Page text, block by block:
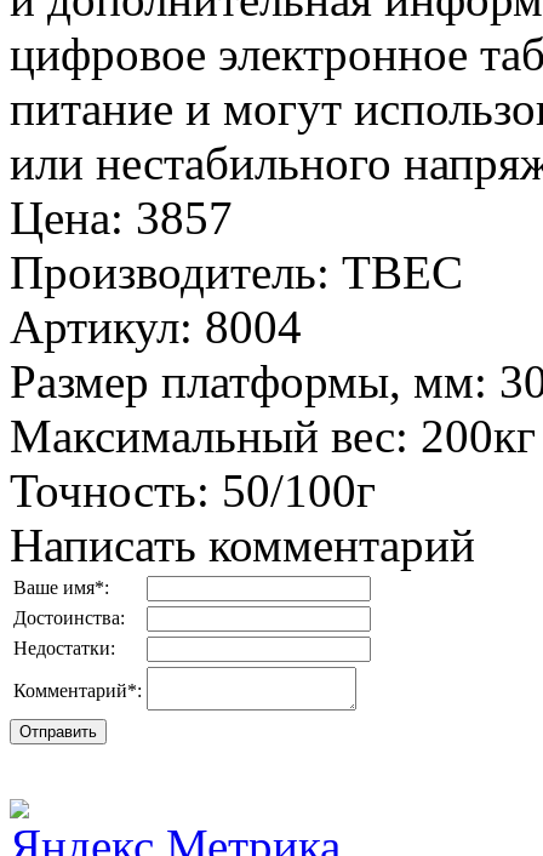
цифровое электронное
питание и могут
или нестабильного
Цена: 3857
Производитель: ТВЕС
Артикул: 8004
Размер платформы, мм:
Максимальный вес: 200кг
Точность: 50/100г
Написать комментарий
Ваше имя*:
Достоинства:
Недостатки:
Комментарий*: